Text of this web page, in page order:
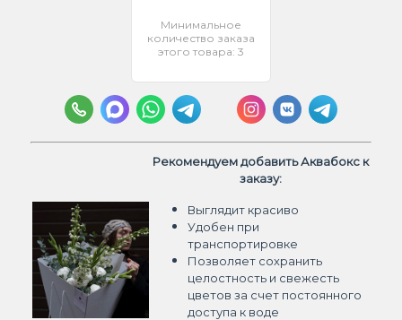
Минимальное
количество заказа
этого товара: 3
Рекомендуем добавить Аквабокс к
заказу:
Выглядит красиво
Удобен при
транспортировке
Позволяет сохранить
целостность и свежесть
цветов за счет постоянного
доступа к воде